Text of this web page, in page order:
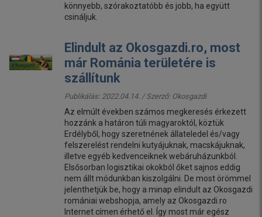
könnyebb, szórakoztatóbb és jobb, ha együtt
csináljuk.
Elindult az Okosgazdi.ro, most
már Románia területére is
szállítunk
Publikálás: 2022.04.14. / Szerző: Okosgazdi
Az elmúlt években számos megkeresés érkezett
hozzánk a határon túli magyaroktól, köztük
Erdélyből, hogy szeretnének állateledel és/vagy
felszerelést rendelni kutyájuknak, macskájuknak,
illetve egyéb kedvenceiknek webáruházunkból.
Elsősorban logisztikai okokból őket sajnos eddig
nem állt módunkban kiszolgálni. De most örömmel
jelenthetjük be, hogy a minap elindult az Okosgazdi
romániai webshopja, amely az Okosgazdi.ro
Internet címen érhető el. Így most már egész